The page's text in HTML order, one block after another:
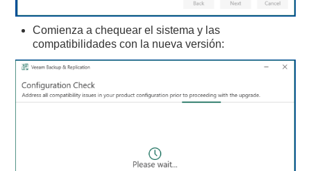
Comienza a chequear el sistema y las
compatibilidades con la nueva versión: